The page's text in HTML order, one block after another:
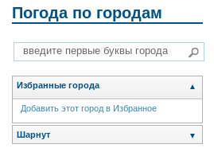
Погода по городам
Избранные города ▲
Добавить этот город в Избранное
Шарнут ▼